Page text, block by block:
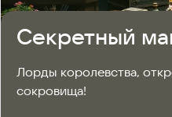
Секретный
Лорды королевства,
сокровища!